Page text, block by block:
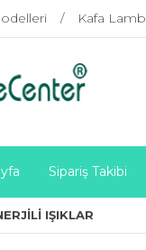
Kafa
Sipariş Takibi
IŞIKLAR